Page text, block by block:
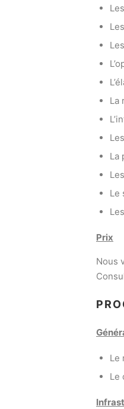
La
La
Le
Prix
Nous
Le
Le